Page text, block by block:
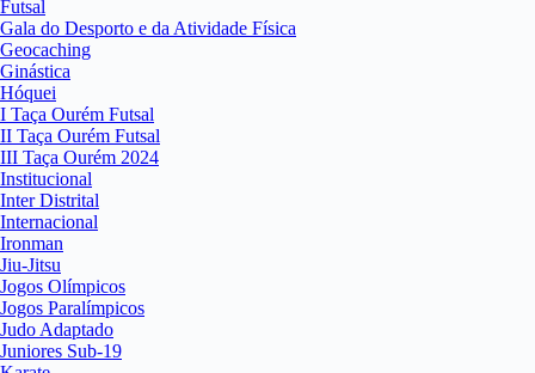
Futsal
Gala do Desporto e da Atividade Física
Geocaching
Ginástica
Hóquei
I Taça Ourém Futsal
II Taça Ourém Futsal
III Taça Ourém 2024
Institucional
Inter Distrital
Internacional
Ironman
Jiu-Jitsu
Jogos Olímpicos
Jogos Paralímpicos
Judo Adaptado
Juniores Sub-19